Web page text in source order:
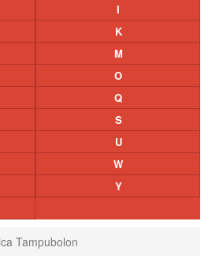
I
K
M
O
Q
S
U
W
Y
Tampubolon